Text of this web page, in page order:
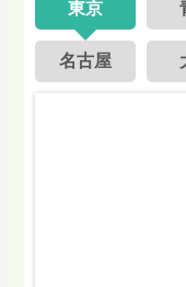
東京
名古屋